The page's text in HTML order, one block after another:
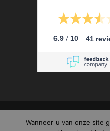
6.9 / 10 41
Wanneer u van onze site